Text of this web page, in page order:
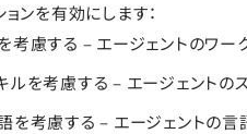
ンを有効にします：
考慮する – エージェントのワー
ルを考慮する – エージェントの
を考慮する – エージェントの言